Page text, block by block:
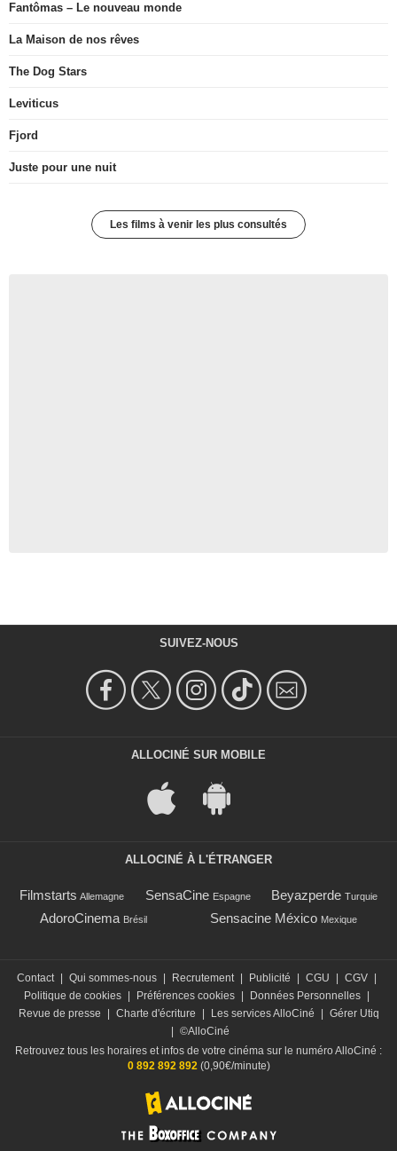
Fantômas – Le nouveau monde
La Maison de nos rêves
The Dog Stars
Leviticus
Fjord
Juste pour une nuit
Les films à venir les plus consultés
SUIVEZ-NOUS
ALLOCINÉ SUR MOBILE
ALLOCINÉ À L'ÉTRANGER
Filmstarts Allemagne SensaCine Espagne Beyazperde Turquie
AdoroCinema Brésil Sensacine México Mexique
Contact Qui sommes-nous Recrutement Publicité CGU CGV
Politique de cookies
Préférences cookies Données Personnelles
Revue de presse
Charte d'écriture Les services AlloCiné
Gérer Utiq
©AlloCiné
Retrouvez tous les horaires et infos de votre cinéma sur le numéro AlloCiné :
0 892 892 892(0,90€/minute)